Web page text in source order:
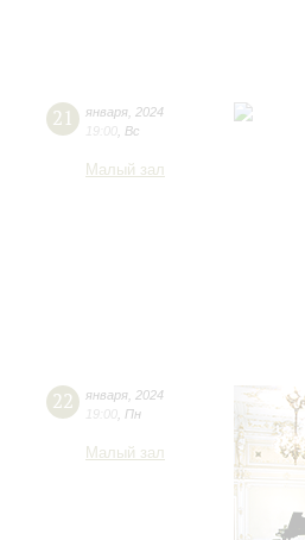
21 января 2024
19:00 Вс
Малый зал
22 января 2024
19:00 Пн
Малый зал